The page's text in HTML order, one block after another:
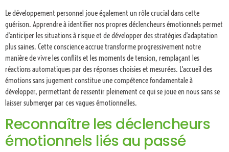
Le développement personnel joue également un rôle crucial dans cette
guérison. Apprendre à identifier nos propres déclencheurs émotionnels permet
d'anticiper les situations à risque et de développer des stratégies d'adaptation
plus saines. Cette conscience accrue transforme progressivement notre
manière de vivre les conflits et les moments de tension, remplaçant les
réactions automatiques par des réponses choisies et mesurées. L'accueil des
émotions sans jugement constitue une compétence fondamentale à
développer, permettant de ressentir pleinement ce qui se joue en nous sans se
laisser submerger par ces vagues émotionnelles.
Reconnaître les déclencheurs
émotionnels liés au passé